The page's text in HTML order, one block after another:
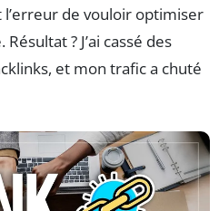
l’erreur de vouloir optimiser
? J’ai cassé des
et mon trafic a chuté